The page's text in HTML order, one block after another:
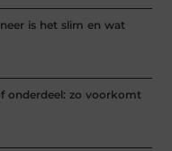
is het slim en wat
onderdeel: zo voorkomt